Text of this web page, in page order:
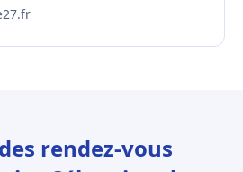
rendez-vous